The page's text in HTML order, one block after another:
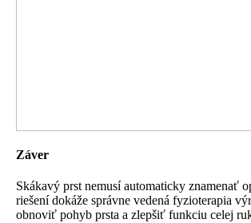
Záver
Skákavý prst nemusí automaticky znamenať
riešení dokáže správne vedená fyzioterapia
obnoviť pohyb prsta a zlepšiť funkciu celej